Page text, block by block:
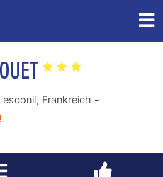
Frankreich -